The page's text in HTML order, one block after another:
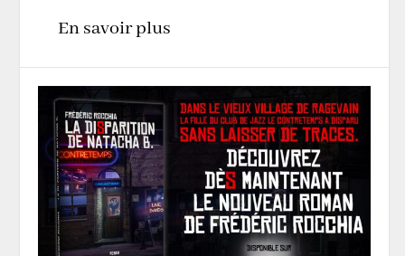
En savoir plus